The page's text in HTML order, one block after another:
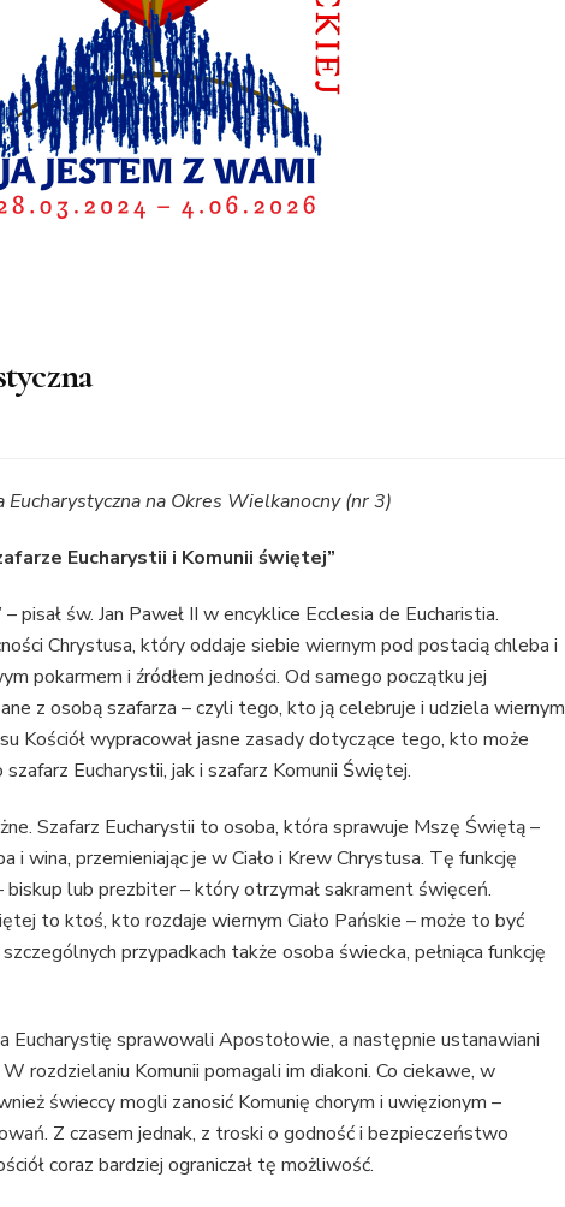
Eucharystyczna na Okres Wielkanocny (nr 3)
Eucharystii i Komunii świętej”
pisał św. Jan Paweł II w encyklice Ecclesia de Eucharistia.
Chrystusa, który oddaje siebie wiernym pod postacią chleba i
pokarmem i źródłem jedności. Od samego początku jej
z osobą szafarza – czyli tego, kto ją celebruje i udziela wiernym
Kościół wypracował jasne zasady dotyczące tego, kto może
Eucharystii, jak i szafarz Komunii Świętej.
Szafarz Eucharystii to osoba, która sprawuje Mszę Świętą –
i wina, przemieniając je w Ciało i Krew Chrystusa. Tę funkcję
biskup lub prezbiter – który otrzymał sakrament święceń.
to ktoś, kto rozdaje wiernym Ciało Pańskie – może to być
przypadkach także osoba świecka, pełniąca funkcję
Eucharystię sprawowali Apostołowie, a następnie ustanawiani
rozdzielaniu Komunii pomagali im diakoni. Co ciekawe, w
świeccy mogli zanosić Komunię chorym i uwięzionym –
Z czasem jednak, z troski o godność i bezpieczeństwo
coraz bardziej ograniczał tę możliwość.